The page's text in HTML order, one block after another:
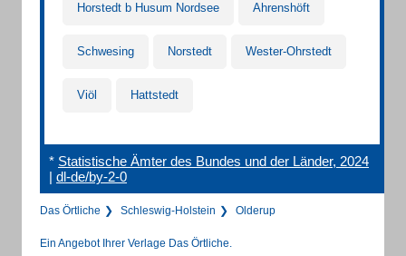
Horstedt b Husum Nordsee Ahrenshöft
Schwesing Norstedt Wester-Ohrstedt
Viöl Hattstedt
* Statistische Ämter des Bundes und der Länder, 2024
| dl-de/by-2-0
Das Örtliche Schleswig-Holstein Olderup
Ein Angebot Ihrer Verlage Das Örtliche.